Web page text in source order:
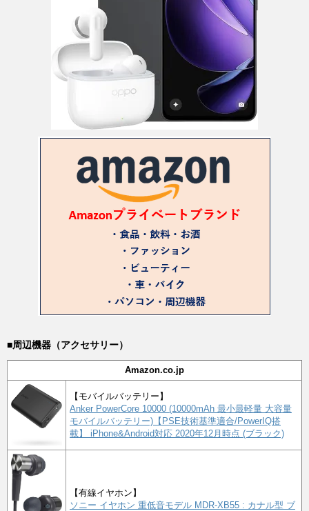
■周辺機器（アクセサリー）
Amazon.co.jp
【モバイルバッテリー】
Anker PowerCore 10000 (10000mAh 最小最軽量 大容量
モバイルバッテリー)【PSE技術基準適合/PowerIQ搭
載】 iPhone&Android対応 2020年12月時点 (ブラック)
【有線イヤホン】
ソニー イヤホン 重低音モデル MDR-XB55 : カナル型 ブ